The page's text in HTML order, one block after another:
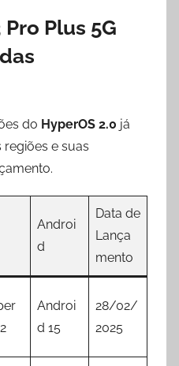
Plus 5G
do HyperOS 2.0 já
e suas
Androi
d
Data de
Lança
mento
Androi
d 15
28/02/
2025